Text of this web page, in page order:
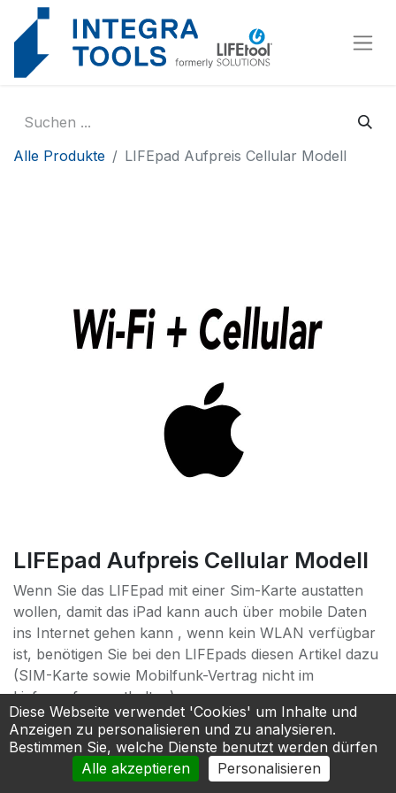
Alle Produkte LIFEpad Aufpreis Cellular Modell
LIFEpad Aufpreis Cellular Modell
Wenn Sie das LIFEpad mit einer Sim-Karte austatten
wollen, damit das iPad kann auch über mobile Daten
ins Internet gehen kann , wenn kein WLAN verfügbar
ist, benötigen Sie bei den LIFEpads diesen Artikel dazu
(SIM-Karte sowie Mobilfunk-Vertrag nicht im
Lieferumfang enthalten).
150,00€
In den Warenkorb
Cookie-Einstellungen
Diese Webseite verwendet 'Cookies' um Inhalte und
Anzeigen zu personalisieren und zu analysieren.
Bestimmen Sie, welche Dienste benutzt werden dürfen
Alle akzeptieren
Personalisieren